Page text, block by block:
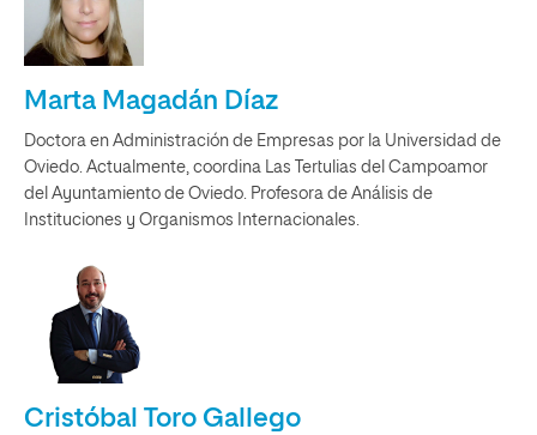
Marta Magadán Díaz
Doctora en Administración de Empresas por la Universidad de
Oviedo. Actualmente, coordina Las Tertulias del Campoamor
del Ayuntamiento de Oviedo. Profesora de Análisis de
Instituciones y Organismos Internacionales.
Cristóbal Toro Gallego